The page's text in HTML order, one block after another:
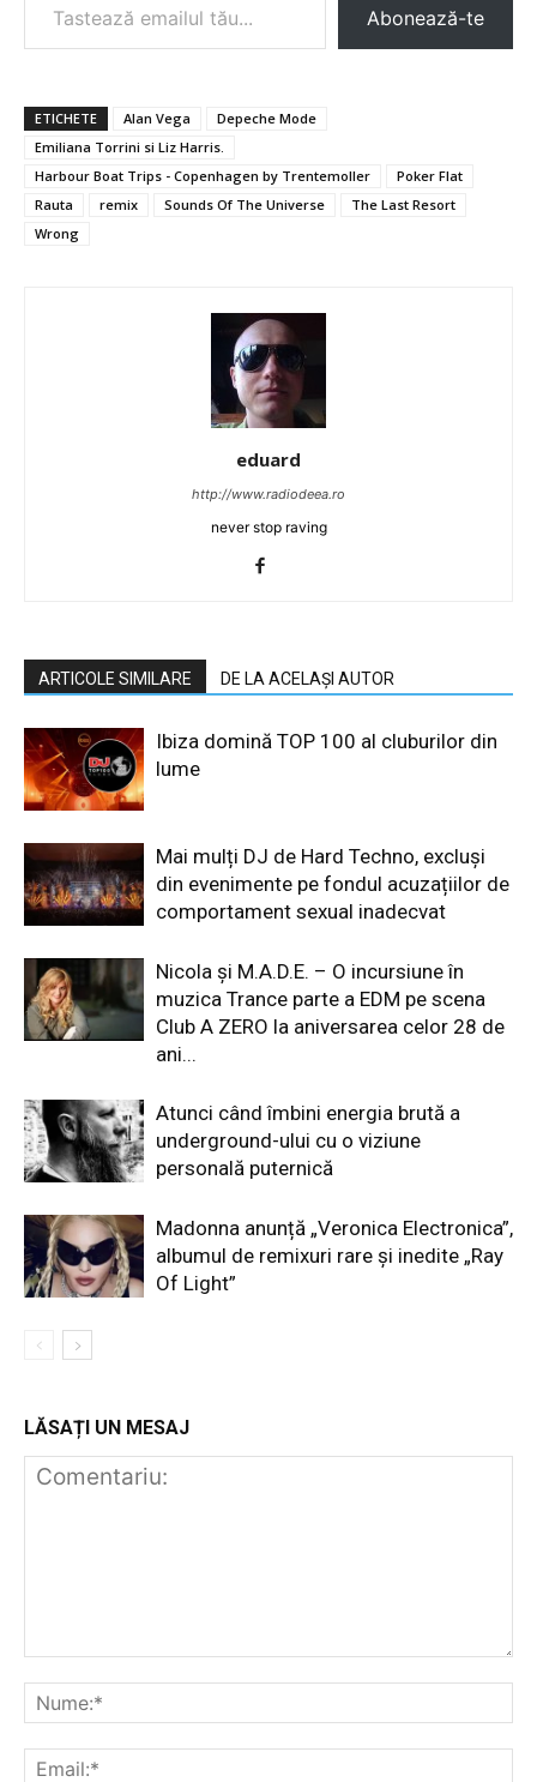
Abonează-te
ETICHETE Alan Vega
Depeche Mode
Emiliana Torrini si Liz Harris.
Harbour Boat Trips - Copenhagen by Trentemoller
Poker Flat
Rauta
remix Sounds Of The Universe
The Last Resort
Wrong
eduard
http://www.radiodeea.ro
never stop raving
ARTICOLE SIMILARE DE LA ACELAȘI AUTOR
Ibiza domină TOP 100 al cluburilor din
lume
Mai mulți DJ de Hard Techno, excluși
din evenimente pe fondul acuzațiilor de
comportament sexual inadecvat
Nicola și M.A.D.E. – O incursiune în
muzica Trance parte a EDM pe scena
Club A ZERO la aniversarea celor 28 de
ani...
Atunci când îmbini energia brută a
underground-ului cu o viziune
personală puternică
Madonna anunță „Veronica Electronica”,
albumul de remixuri rare și inedite „Ray
Of Light”
LĂSAȚI UN MESAJ